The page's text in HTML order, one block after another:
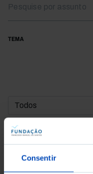
Consentir
TEMA
DATA DE INÍCIO
DATA DE FIM